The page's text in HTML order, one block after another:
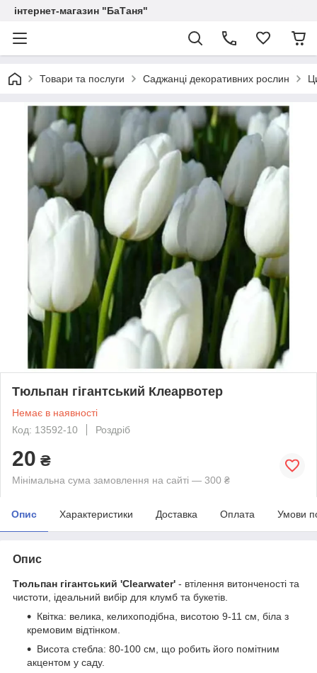
інтернет-магазин "БаТаня"
Товари та послуги Саджанці декоративних рослин
Тюльпан гігантський Клеарвотер
Немає в наявності
Код: 13592-10
Роздріб
20 ₴
Мінімальна сума замовлення на сайті — 300 ₴
Опис Характеристики Доставка Оплата Умови
Опис
Тюльпан гігантський 'Clearwater' - втілення витонченості та
чистоти, ідеальний вибір для клумб та букетів.
Квітка: велика, келихоподібна, висотою 9-11 см, біла з
кремовим відтінком.
Висота стебла: 80-100 см, що робить його помітним
акцентом у саду.